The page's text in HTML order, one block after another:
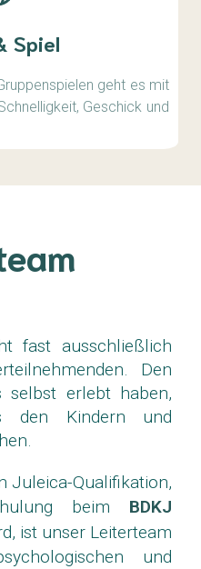
Spiel
geht es mit
Geschick und
fast ausschließlich
Den
selbst erlebt haben,
den Kindern und
Juleica-Qualifikation,
beim BDKJ
ist unser Leiterteam
und